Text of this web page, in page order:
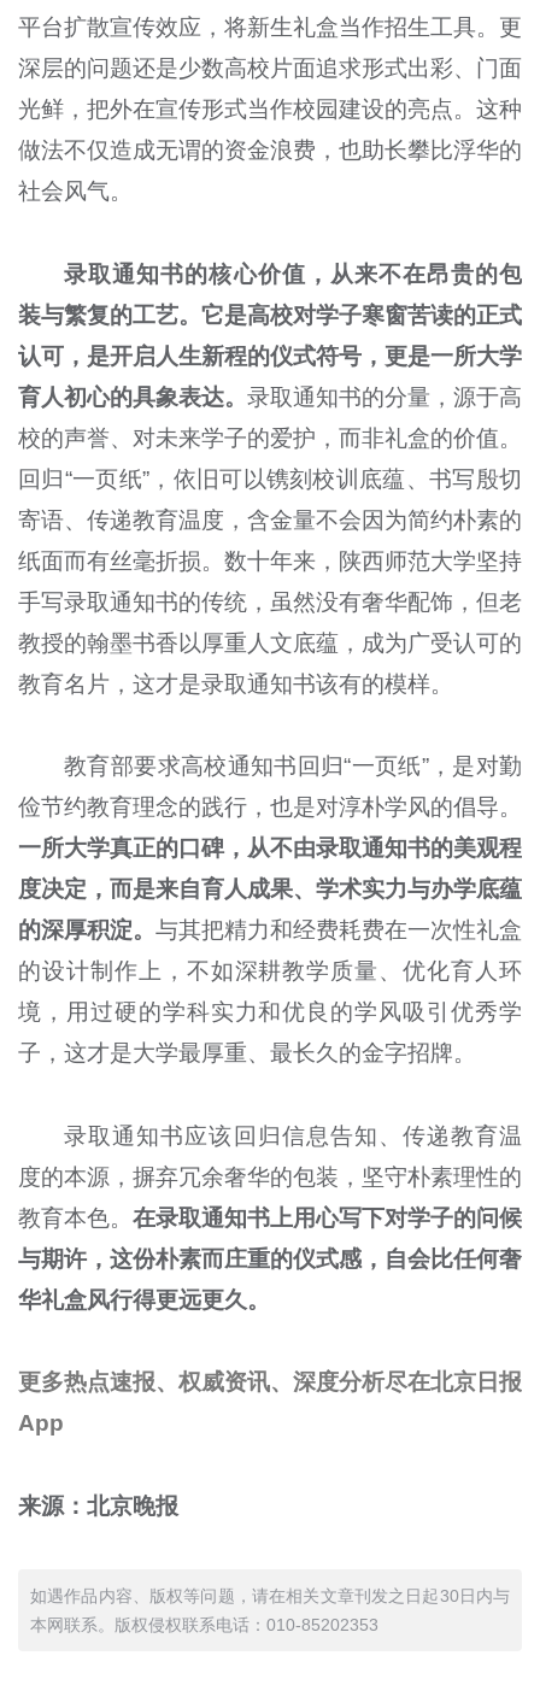
平台扩散宣传效应，将新生礼盒当作招生工具。更
深层的问题还是少数高校片面追求形式出彩、门面
光鲜，把外在宣传形式当作校园建设的亮点。这种
做法不仅造成无谓的资金浪费，也助长攀比浮华的
社会风气。
录取通知书的核心价值，从来不在昂贵的包
装与繁复的工艺。它是高校对学子寒窗苦读的正式
认可，是开启人生新程的仪式符号，更是一所大学
育人初心的具象表达。 录取通知书的分量，源于高
校的声誉、对未来学子的爱护，而非礼盒的价值。
回归“一页纸”，依旧可以镌刻校训底蕴、书写殷切
寄语、传递教育温度，含金量不会因为简约朴素的
纸面而有丝毫折损。数十年来，陕西师范大学坚持
手写录取通知书的传统，虽然没有奢华配饰，但老
教授的翰墨书香以厚重人文底蕴，成为广受认可的
教育名片，这才是录取通知书该有的模样。
教育部要求高校通知书回归“一页纸”，是对勤
俭节约教育理念的践行，也是对淳朴学风的倡导。
一所大学真正的口碑，从不由录取通知书的美观程
度决定，而是来自育人成果、学术实力与办学底蕴
的深厚积淀。 与其把精力和经费耗费在一次性礼盒
的设计制作上，不如深耕教学质量、优化育人环
境，用过硬的学科实力和优良的学风吸引优秀学
子，这才是大学最厚重、最长久的金字招牌。
录取通知书应该回归信息告知、传递教育温
度的本源，摒弃冗余奢华的包装，坚守朴素理性的
教育本色。 在录取通知书上用心写下对学子的问候
与期许，这份朴素而庄重的仪式感，自会比任何奢
华礼盒风行得更远更久。
更多热点速报、权威资讯、深度分析尽在北京日报
App
来源：北京晚报
如遇作品内容、版权等问题，请在相关文章刊发之日起30日内与
本网联系。版权侵权联系电话：010-85202353